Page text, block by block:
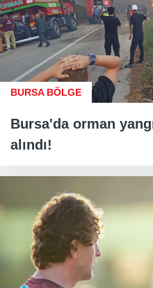
BURSA BÖLGE
Bursa'da orman
alındı!